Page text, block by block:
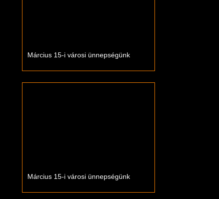
Március 15-i városi ünnepségünk
Március 15-i városi ünnepségünk